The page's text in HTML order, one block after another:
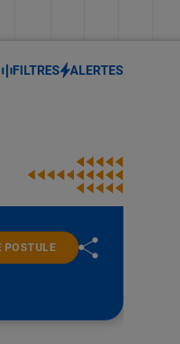
FILTRES ALERTES
POSTULE